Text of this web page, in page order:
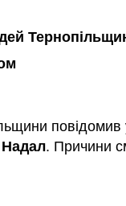
повідомив
Надал. Причини